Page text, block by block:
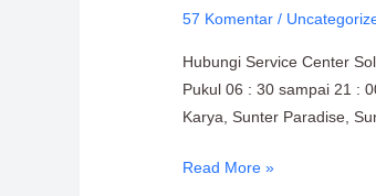
57 Komentar /
Hubungi Service Center
Pukul 06 : 30 sampai 21 :
Karya, Sunter Paradise,
Solahart
Sunter
0811-
611-
Read More »